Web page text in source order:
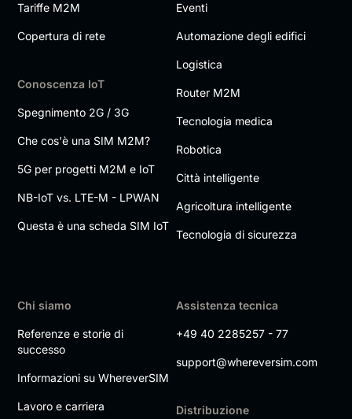
Tariffe M2M
Copertura di rete
Conoscenza IoT
Spegnimento 2G / 3G
Che cos'è una SIM M2M?
5G per progetti M2M e IoT
NB-IoT vs. LTE-M - LPWAN
Questa è una scheda SIM IoT
Eventi
Automazione degli edifici
Logistica
Router M2M
Tecnologia medica
Robotica
Città intelligente
Agricoltura intelligente
Tecnologia di sicurezza
Chi siamo
Referenze e storie di
successo
Informazioni su WhereverSIM
Lavoro e carriera
Assistenza tecnica
+49 40 2285257 - 77
support@whereversim.com
Distribuzione